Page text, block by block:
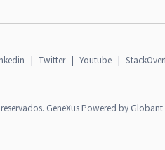
| Twitter | Youtube |
GeneXus Powered by Globant